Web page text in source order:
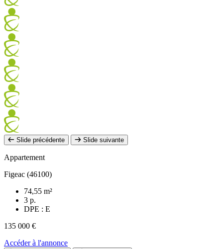
Slide précédente Slide suivante
Appartement
Figeac (46100)
74,55 m²
3 p.
DPE : E
135 000 €
Accéder à l'annonce